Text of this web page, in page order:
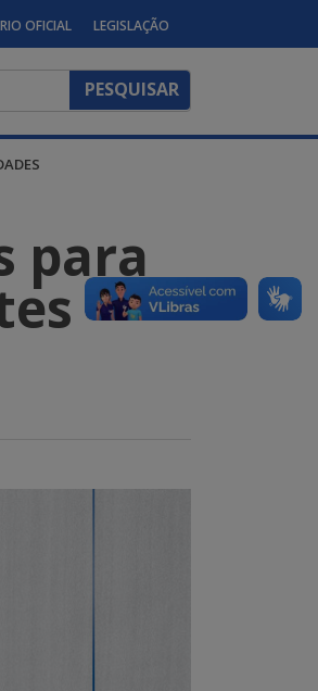
OFICIAL LEGISLAÇÃO
para